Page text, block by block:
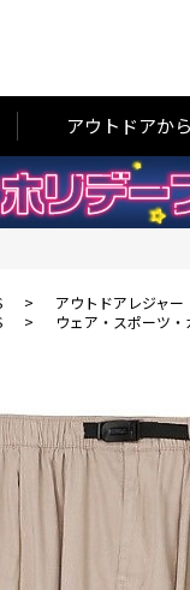
アウトドアか
> アウトドアレジャー
> ウェア・スポーツ・